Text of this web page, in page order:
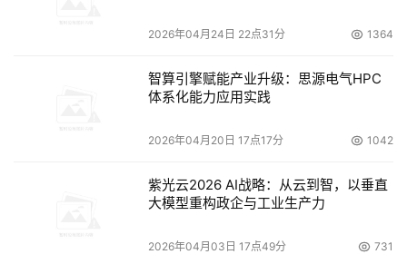
2026年04月24日 22点31分 1364
智算引擎赋能产业升级：思源电气HPC
体系化能力应用实践
2026年04月20日 17点17分 1042
紫光云2026 AI战略：从云到智，以垂直
大模型重构政企与工业生产力
2026年04月03日 17点49分 731